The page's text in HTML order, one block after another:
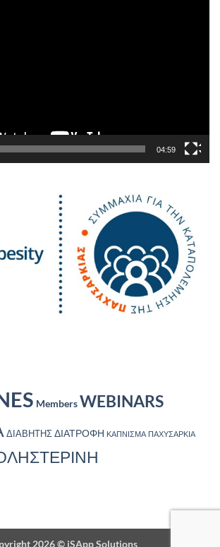
04:59
MembersWEBINARS
ΔΙΑΒΗΤΗΣ ΔΙΑΤΡΟΦΗ ΚΑΠΝΙΣΜΑ ΠΑΧΥΣΑΡΚΙΑ
2026 © iSApp Solutions